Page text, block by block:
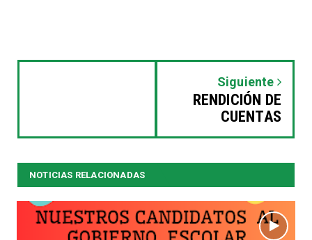
Siguiente
RENDICIÓN DE
CUENTAS
NOTICIAS RELACIONADAS